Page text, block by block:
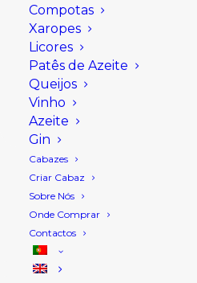
Compotas
Xaropes
Licores
Patês de Azeite
Queijos
Vinho
Azeite
Gin
Cabazes
Criar Cabaz
Sobre Nós
Onde Comprar
Contactos